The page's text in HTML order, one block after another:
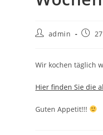
admin
Wir kochen täglich
Hier finden Sie die
Guten Appetit!!!